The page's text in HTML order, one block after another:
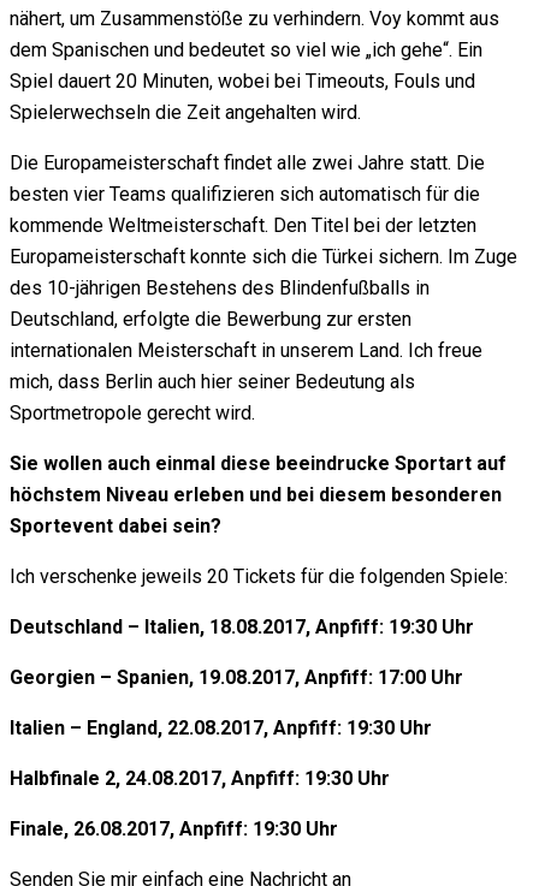
nähert, um Zusammenstöße zu verhindern. Voy kommt aus
dem Spanischen und bedeutet so viel wie „ich gehe“. Ein
Spiel dauert 20 Minuten, wobei bei Timeouts, Fouls und
Spielerwechseln die Zeit angehalten wird.
Die Europameisterschaft findet alle zwei Jahre statt. Die
besten vier Teams qualifizieren sich automatisch für die
kommende Weltmeisterschaft. Den Titel bei der letzten
Europameisterschaft konnte sich die Türkei sichern. Im Zuge
des 10-jährigen Bestehens des Blindenfußballs in
Deutschland, erfolgte die Bewerbung zur ersten
internationalen Meisterschaft in unserem Land. Ich freue
mich, dass Berlin auch hier seiner Bedeutung als
Sportmetropole gerecht wird.
Sie wollen auch einmal diese beeindrucke Sportart auf
höchstem Niveau erleben und bei diesem besonderen
Sportevent dabei sein?
Ich verschenke jeweils 20 Tickets für die folgenden Spiele:
Deutschland – Italien, 18.08.2017, Anpfiff: 19:30 Uhr
Georgien – Spanien, 19.08.2017, Anpfiff: 17:00 Uhr
Italien – England, 22.08.2017, Anpfiff: 19:30 Uhr
Halbfinale 2, 24.08.2017, Anpfiff: 19:30 Uhr
Finale, 26.08.2017, Anpfiff: 19:30 Uhr
Senden Sie mir einfach eine Nachricht an